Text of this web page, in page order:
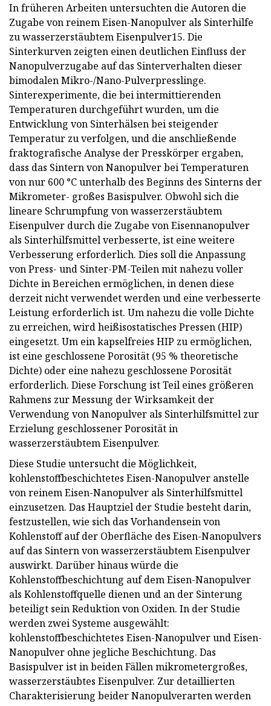
In früheren Arbeiten untersuchten die Autoren die
Zugabe von reinem Eisen-Nanopulver als Sinterhilfe
zu wasserzerstäubtem Eisenpulver15. Die
Sinterkurven zeigten einen deutlichen Einfluss der
Nanopulverzugabe auf das Sinterverhalten dieser
bimodalen Mikro-/Nano-Pulverpresslinge.
Sinterexperimente, die bei intermittierenden
Temperaturen durchgeführt wurden, um die
Entwicklung von Sinterhälsen bei steigender
Temperatur zu verfolgen, und die anschließende
fraktografische Analyse der Presskörper ergaben,
dass das Sintern von Nanopulver bei Temperaturen
von nur 600 °C unterhalb des Beginns des Sinterns der
Mikrometer- großes Basispulver. Obwohl sich die
lineare Schrumpfung von wasserzerstäubtem
Eisenpulver durch die Zugabe von Eisennanopulver
als Sinterhilfsmittel verbesserte, ist eine weitere
Verbesserung erforderlich. Dies soll die Anpassung
von Press- und Sinter-PM-Teilen mit nahezu voller
Dichte in Bereichen ermöglichen, in denen diese
derzeit nicht verwendet werden und eine verbesserte
Leistung erforderlich ist. Um nahezu die volle Dichte
zu erreichen, wird heißisostatisches Pressen (HIP)
eingesetzt. Um ein kapselfreies HIP zu ermöglichen,
ist eine geschlossene Porosität (95 % theoretische
Dichte) oder eine nahezu geschlossene Porosität
erforderlich. Diese Forschung ist Teil eines größeren
Rahmens zur Messung der Wirksamkeit der
Verwendung von Nanopulver als Sinterhilfsmittel zur
Erzielung geschlossener Porosität in
wasserzerstäubtem Eisenpulver.
Diese Studie untersucht die Möglichkeit,
kohlenstoffbeschichtetes Eisen-Nanopulver anstelle
von reinem Eisen-Nanopulver als Sinterhilfsmittel
einzusetzen. Das Hauptziel der Studie besteht darin,
festzustellen, wie sich das Vorhandensein von
Kohlenstoff auf der Oberfläche des Eisen-Nanopulvers
auf das Sintern von wasserzerstäubtem Eisenpulver
auswirkt. Darüber hinaus würde die
Kohlenstoffbeschichtung auf dem Eisen-Nanopulver
als Kohlenstoffquelle dienen und an der Sinterung
beteiligt sein Reduktion von Oxiden. In der Studie
werden zwei Systeme ausgewählt:
kohlenstoffbeschichtetes Eisen-Nanopulver und Eisen-
Nanopulver ohne jegliche Beschichtung. Das
Basispulver ist in beiden Fällen mikrometergroßes,
wasserzerstäubtes Eisenpulver. Zur detaillierten
Charakterisierung beider Nanopulverarten werden